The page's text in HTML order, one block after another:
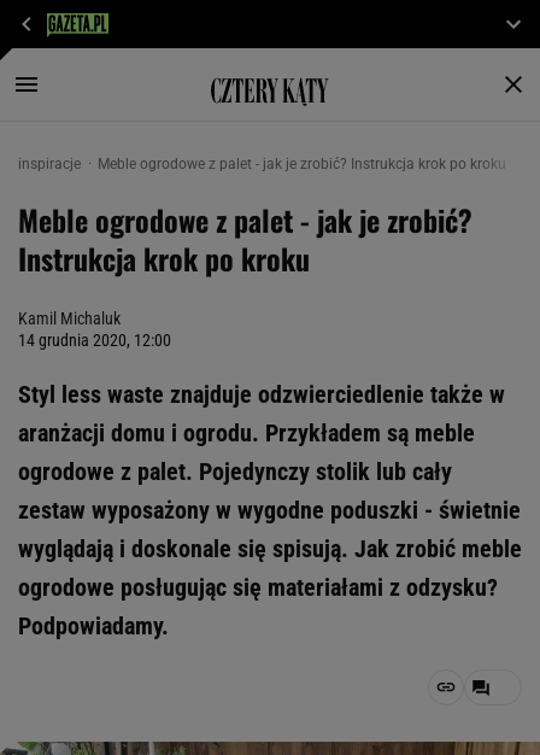
inspiracje Meble ogrodowe z palet - jak je zrobić? Instrukcja krok po kroku
Meble ogrodowe z palet - jak je zrobić?
Instrukcja krok po kroku
Kamil Michaluk
14 grudnia 2020, 12:00
Styl less waste znajduje odzwierciedlenie także w
aranżacji domu i ogrodu. Przykładem są meble
ogrodowe z palet. Pojedynczy stolik lub cały
zestaw wyposażony w wygodne poduszki - świetnie
wyglądają i doskonale się spisują. Jak zrobić meble
ogrodowe posługując się materiałami z odzysku?
Podpowiadamy.